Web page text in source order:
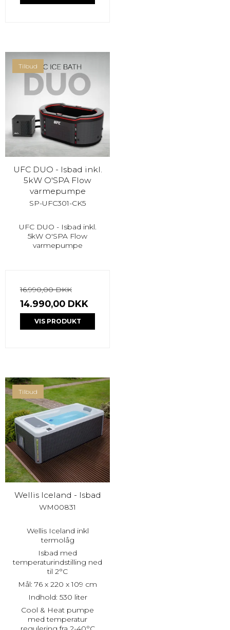
Tilbud
UFC DUO - Isbad inkl.
5kW O'SPA Flow
varmepumpe
SP-UFC301-CK5
UFC DUO - Isbad inkl.
5kW O'SPA Flow
varmepumpe
16.990,00 DKK
14.990,00 DKK
VIS PRODUKT
Tilbud
Wellis Iceland - Isbad
WM00831
Wellis Iceland inkl
termolåg
Isbad med
temperaturindstilling ned
til 2°C
Mål: 76 x 220 x 109 cm
Indhold: 530 liter
Cool & Heat pumpe
med temperatur